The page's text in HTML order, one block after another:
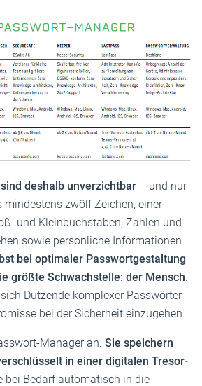
deshalb unverzichtbar – und nur
mindestens zwölf Zeichen, einer
und Kleinbuchstaben, Zahlen und
sowie persönliche Informationen
bei optimaler Passwortgestaltung
größte Schwachstelle: der Mensch.
Dutzende komplexer Passwörter
bei der Sicherheit einzugehen.
Manager an. Sie speichern
in einer digitalen Tresor-
bei Bedarf automatisch in die